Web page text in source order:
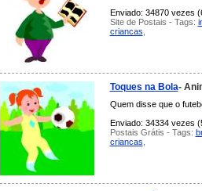
Enviado: 34870 vezes
Site de Postais - Tags:
criancas
Toques na Bola-
Quem disse que o
Enviado: 34334 vezes
Postais Grátis - Tags:
criancas